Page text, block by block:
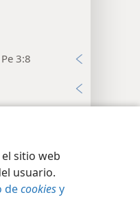
sitio web
usuario.
decookiesy
3:8
compañero de
de la
encarga que